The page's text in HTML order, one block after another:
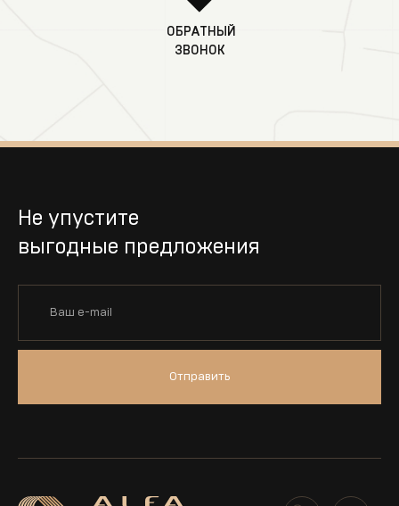
ОБРАТНЫЙ
ЗВОНОК
Не упустите
выгодные предложения
Отправить